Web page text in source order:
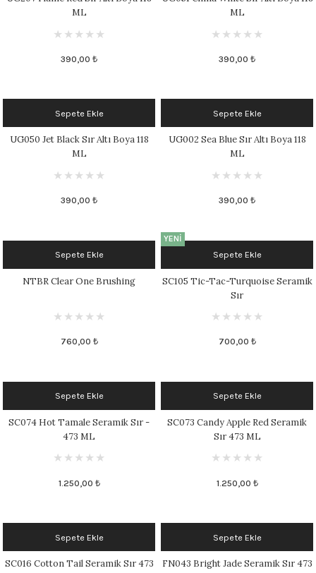
ML
390,00 ₺
ML
390,00 ₺
Sepete Ekle
UG050 Jet Black Sır Altı Boya 118
ML
390,00 ₺
Sepete Ekle
UG002 Sea Blue Sır Altı Boya 118
ML
390,00 ₺
Sepete Ekle
NTBR Clear One Brushing
760,00 ₺
YENİ
Sepete Ekle
SC105 Tic-Tac-Turquoise Seramik
Sır
700,00 ₺
Sepete Ekle
SC074 Hot Tamale Seramik Sır -
473 ML
1.250,00 ₺
Sepete Ekle
SC073 Candy Apple Red Seramik
Sır 473 ML
1.250,00 ₺
Sepete Ekle
SC016 Cotton Tail Seramik Sır 473
Sepete Ekle
FN043 Bright Jade Seramik Sır 473